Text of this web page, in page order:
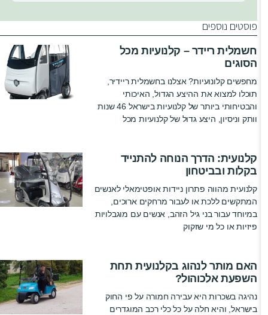
פוסטים נוספים
חשמלית ריידר – קלנועיות מכל
הסוגים
מחפשים קלונועיות? אצלנו בחשמלית ריידיר,
תוכלו למצוא את ההיצע הגדול, האיכותי
והבטיחותי ביותר של קלנועיות בישראל 46 שנות
וותק וניסיון, היצע גדול של קלנועיות מכל
קלנועית: הדרך הנוחה להתנייד
בקלות ובביטחון
קלנועית מהווה פתרון ניידות אופטימאלי לאנשים
המתקשים ללכת או לעבור מרחקים ארוכים,
במיוחד עבור בני גיל הזהב, אנשים עם מוגבלויות
פיזיות או כל מי שזקוק
האם מותר לנהוג בקלנועית תחת
השפעת אלכוהול?
נהיגה בשכרות היא עבירה חמורה על פי החוק
בישראל, והיא חלה על כל כלי רכב המוגדרים